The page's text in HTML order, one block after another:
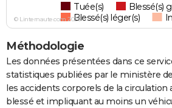
Tuée(s)
Blessé(s)
Blessé(s) léger(s)
© Linternaute.com 2026
Méthodologie
Les données présentées dans ce
statistiques publiées par le ministère
les accidents corporels de la circulation
blessé et impliquant au moins un